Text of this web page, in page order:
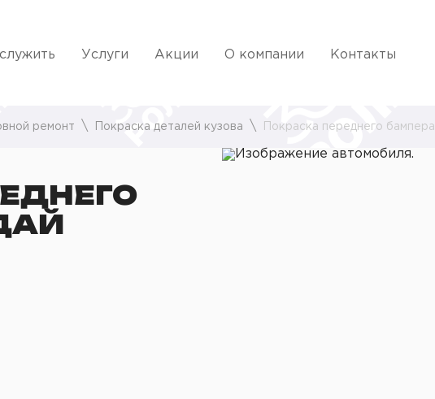
Услуги Акции О компании Контакты
ремонт Покраска деталей кузова Покраска переднего бампера